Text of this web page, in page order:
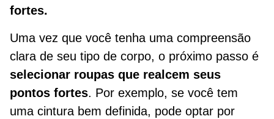
fortes.
Uma vez que você tenha uma compreensão
clara de seu tipo de corpo, o próximo passo é
selecionar roupas que realcem seus
pontos fortes. Por exemplo, se você tem
uma cintura bem definida, pode optar por